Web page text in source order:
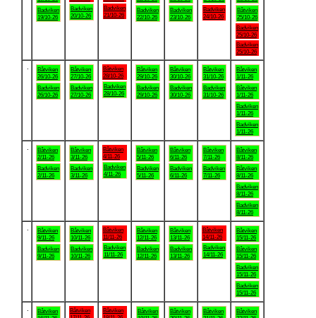
Badviken
19/10-26
Badviken
20/10-26
Badviken
21/10-26
Badviken
22/10-26
Badviken
23/10-26
Badviken
24/10-26
Båtviken
25/10-26
Badviken
25/10-26
Badviken
25/10-26
Båtviken
26/10-26
Badviken
26/10-26
Båtviken
27/10-26
Badviken
27/10-26
Båtviken
28/10-26
Badviken
28/10-26
Båtviken
29/10-26
Badviken
29/10-26
Båtviken
30/10-26
Badviken
30/10-26
Båtviken
31/10-26
Badviken
31/10-26
Båtviken
1/11-26
Båtviken
1/11-26
Badviken
1/11-26
Badviken
1/11-26
Båtviken
2/11-26
Badviken
2/11-26
Båtviken
3/11-26
Badviken
3/11-26
Båtviken
4/11-26
Badviken
4/11-26
Båtviken
5/11-26
Badviken
5/11-26
Båtviken
6/11-26
Badviken
6/11-26
Båtviken
7/11-26
Badviken
7/11-26
Båtviken
8/11-26
Båtviken
8/11-26
Badviken
8/11-26
Badviken
8/11-26
Båtviken
9/11-26
Badviken
9/11-26
Båtviken
10/11-26
Badviken
10/11-26
Båtviken
11/11-26
Badviken
11/11-26
Båtviken
12/11-26
Badviken
12/11-26
Båtviken
13/11-26
Badviken
13/11-26
Båtviken
14/11-26
Badviken
14/11-26
Båtviken
15/11-26
Båtviken
15/11-26
Badviken
15/11-26
Badviken
15/11-26
Båtviken
Båtviken
Båtviken
Båtviken
Båtviken
Båtviken
Båtviken